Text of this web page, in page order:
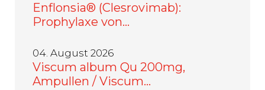
Enflonsia® (Clesrovimab):
Prophylaxe von…
04. August 2026
Viscum album Qu 200mg,
Ampullen / Viscum…